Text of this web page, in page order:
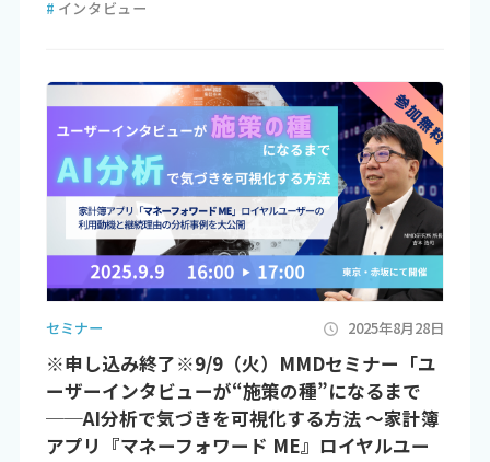
# インタビュー
セミナー 2025年8月28日
※申し込み終了※9/9（火）MMDセミナー「ユ
ーザーインタビューが“施策の種”になるまで
──AI分析で気づきを可視化する方法 ～家計簿
アプリ『マネーフォワード ME』ロイヤルユー